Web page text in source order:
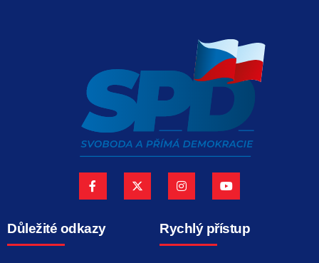
Důležité odkazy Rychlý přístup